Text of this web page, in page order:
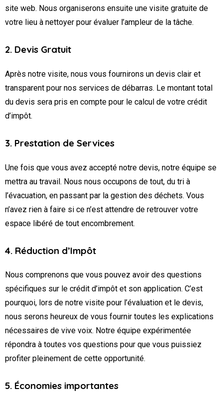
site web. Nous organiserons ensuite une visite gratuite de
votre lieu à nettoyer pour évaluer l’ampleur de la tâche.
2. Devis Gratuit
Après notre visite, nous vous fournirons un devis clair et
transparent pour nos services de débarras. Le montant total
du devis sera pris en compte pour le calcul de votre crédit
d’impôt.
3. Prestation de Services
Une fois que vous avez accepté notre devis, notre équipe se
mettra au travail. Nous nous occupons de tout, du tri à
l’évacuation, en passant par la gestion des déchets. Vous
n’avez rien à faire si ce n’est attendre de retrouver votre
espace libéré de tout encombrement.
4. Réduction d’Impôt
Nous comprenons que vous pouvez avoir des questions
spécifiques sur le crédit d’impôt et son application. C’est
pourquoi, lors de notre visite pour l’évaluation et le devis,
nous serons heureux de vous fournir toutes les explications
nécessaires de vive voix. Notre équipe expérimentée
répondra à toutes vos questions pour que vous puissiez
profiter pleinement de cette opportunité.
5. Économies importantes